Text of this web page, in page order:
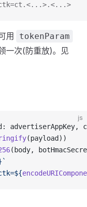
用 tokenParam
一次(防重放)。见
js
advertiserAppKey,
(payload))
(body,